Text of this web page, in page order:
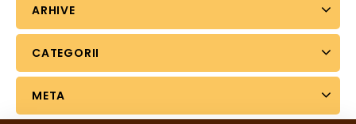
ARHIVE
CATEGORII
META